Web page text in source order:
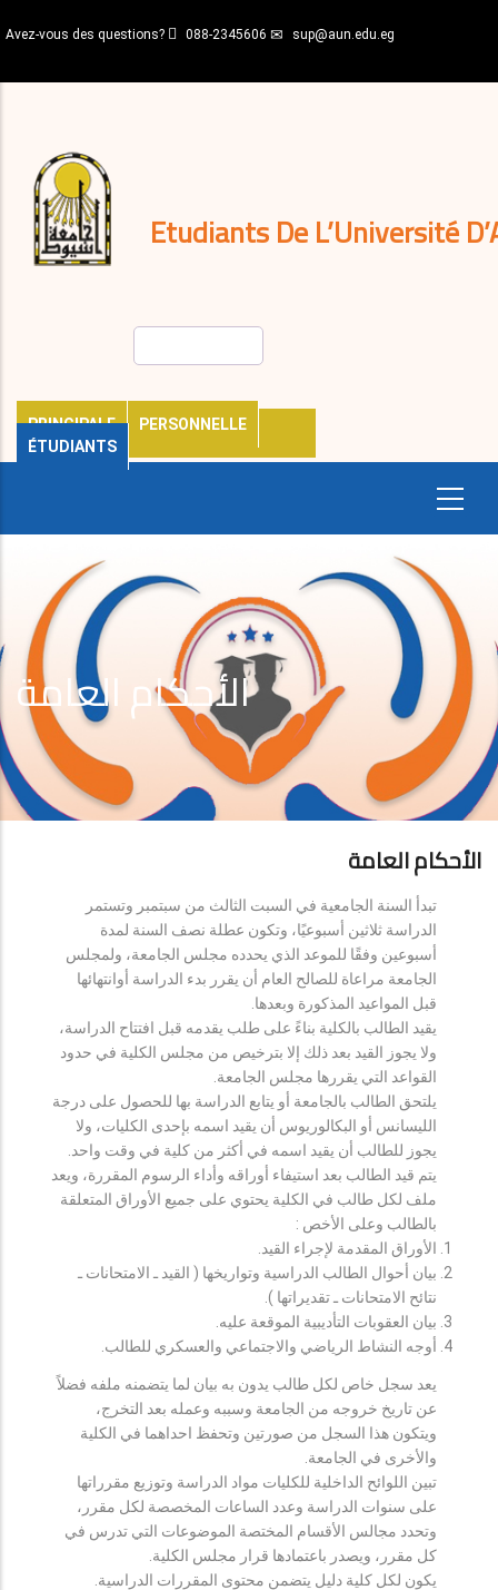
au
principal
Avez-vous des questions? 088-2345606 sup@aun.edu.eg
Etudiants De L’Université
PRINCIPALE
PERSONNELLE
ÉTUDIANTS
décisions
Expatriés
Journal
الأحكام العامة
الأحكام العامة
تبدأ السنة الجامعية في السبت الثالث من سبتمبر وتستمر
الدراسة ثلاثين أسبوعيًا، وتكون عطلة نصف السنة لمدة
أسبوعين وفقًا للموعد الذي يحدده مجلس الجامعة، ولمجلس
الجامعة مراعاة للصالح العام أن يقرر بدء الدراسة أوانتهائها
قبل المواعيد المذكورة وبعدها.
يقيد الطالب بالكلية بناءً على طلب يقدمه قبل افتتاح الدراسة،
ولا يجوز القيد بعد ذلك إلا بترخيص من مجلس الكلية في حدود
القواعد التي يقررها مجلس الجامعة.
يلتحق الطالب بالجامعة أو يتابع الدراسة بها للحصول على درجة
الليسانس أو البكالوريوس أن يقيد اسمه بإحدى الكليات، ولا
يجوز للطالب أن يقيد اسمه في أكثر من كلية في وقت واحد.
يتم قيد الطالب بعد استيفاء أوراقه وأداء الرسوم المقررة، ويعد
ملف لكل طالب في الكلية يحتوي على جميع الأوراق المتعلقة
بالطالب وعلى الأخص :
الأوراق المقدمة لإجراء القيد.
بيان أحوال الطالب الدراسية وتواريخها ( القيد ـ الامتحانات ـ
نتائح الامتحانات ـ تقديراتها ).
بيان العقوبات التأديبية الموقعة عليه.
أوجه النشاط الرياضي والاجتماعي والعسكري للطالب.
يعد سجل خاص لكل طالب يدون به بيان لما يتضمنه ملفه فضلاً
عن تاريخ خروجه من الجامعة وسببه وعمله بعد التخرج،
ويتكون هذا السجل من صورتين وتحفظ احداهما في الكلية
والأخرى في الجامعة.
تبين اللوائح الداخلية للكليات مواد الدراسة وتوزيع مقرراتها
على سنوات الدراسة وعدد الساعات المخصصة لكل مقرر،
وتحدد مجالس الأقسام المختصة الموضوعات التي تدرس في
كل مقرر، ويصدر باعتمادها قرار مجلس الكلية.
يكون لكل كلية دليل يتضمن محتوى المقررات الدراسية.